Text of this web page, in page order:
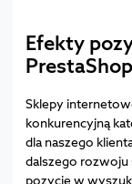
Efekty
Sklepy
konkurencyjną
dla naszego
dalszego rozwoju
pozycje w